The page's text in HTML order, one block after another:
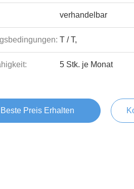
verhandelbar
T / T,
5 Stk. je Monat
Beste Preis Erhalten